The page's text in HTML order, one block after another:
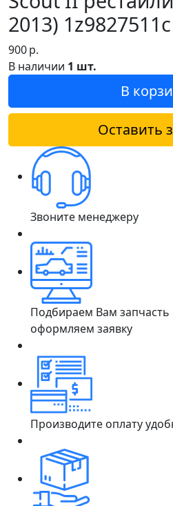
2013)
900р.
В наличии 1 шт.
В
Оставить
Звоните менеджеру
Подбираем Вам запчасть
оформляем заявку
Производите оплату